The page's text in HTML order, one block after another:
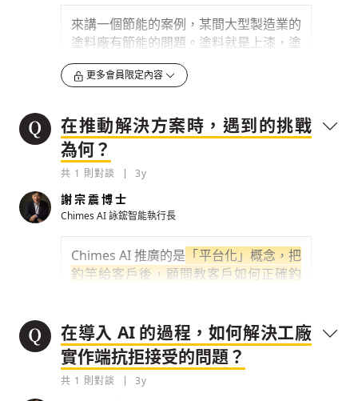
0 3y
檢舉留言
明？也就是說如何用 AI 優化 AI？原本認
為 AI 幫我們做出番茄炒蛋就很好了，但
後來發現智慧製造少量多樣時代
茄子炒蛋或其他菜餚，所以必需要
升。
0
檢舉留言
來講一個節能的案例，某間大型製造業的
塗料廠有節能的問題。塗料就是上漆，塗
料廠在產品做好後，會噴上合適的顏色再
賣出去，所以漆除了好看還要有保護的作
制在室溫 25 度上下，如果超過正負 1
度，塗料的品質就會不好，上漆後的效果
會有落差。
夏天的天氣比較熱，塗料一大桶放在室
外，就需要用冷卻的方式保持溫度，過往
為了確保溫度在 25 度附近，工廠的溫度
時...
因為冷氣開太強，所以塗料的溫度反而過低 ;
冬天因為天氣太冷要加熱保溫，反而溫度會調
到太高，造成夏天
0
更多會員限定內容
在推動解決方案時，遇到的挑戰
為何？
共 1 則對談 3y
謝宗震博士
Chimes AI 詠鋐智能執行長
Chimes AI 推廣的是「平台化」概念，把
釣竿給客戶後，顧問教客戶如何正確釣
業一時還無法了解這個概念，可能因為環
境時空背景迫使下，希望直接給魚而不是
釣竿，所以在這一兩年的創業過程中，我
們努力倡議「AI 技術自主化」
在導入 AI 的過程，如何解決工廠
實作端抗拒接受的問題？
共 1 則對談 3y